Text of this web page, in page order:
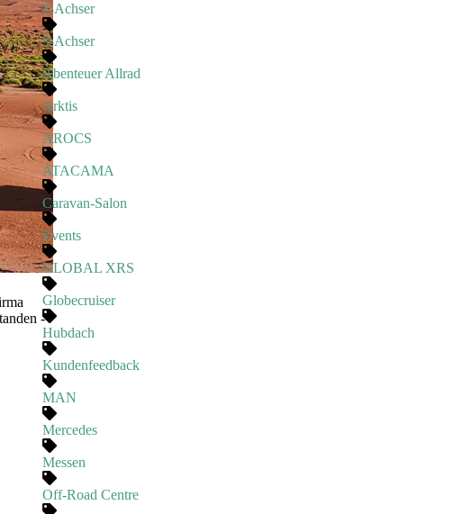
-
2-Achser
3-Achser
Abenteuer Allrad
Arktis
AROCS
ATACAMA
Caravan-Salon
Events
GLOBAL XRS
Globecruiser
Hubdach
Kundenfeedback
MAN
Mercedes
Messen
Off-Road Centre